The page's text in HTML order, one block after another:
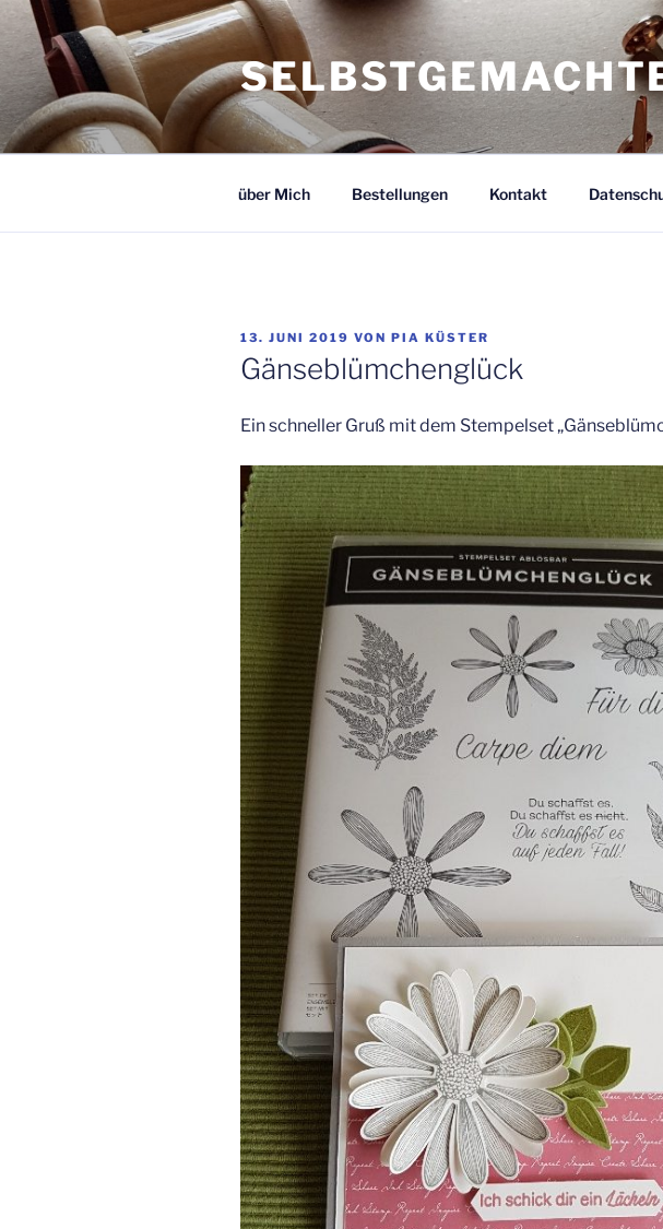
Zum
Inhalt
springen
über Mich Bestellungen Kontakt
VERÖFFENTLICHT
AM
13. JUNI 2019 VON PIA KÜSTER
Gänseblümchenglück
Ein schneller Gruß mit dem Stempelset